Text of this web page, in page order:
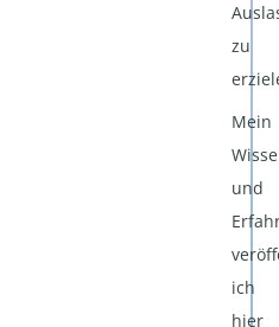
zu
Mein
und
ich
hier